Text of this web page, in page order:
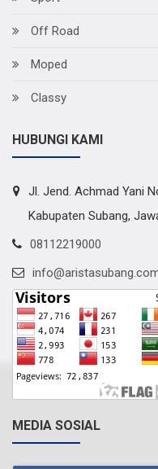
Off Road
Moped
Classy
HUBUNGI KAMI
Jl. Jend. Achmad Yani
Kabupaten Subang,
08112219000
MEDIA SOSIAL